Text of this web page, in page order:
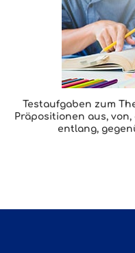
Testaufgaben zum
Präpositionen aus, von,
entlang,